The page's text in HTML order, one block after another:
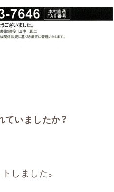
いましたか？
しました。